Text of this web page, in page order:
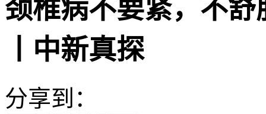
颈椎病不要紧，不
丨中新真探
分享到：